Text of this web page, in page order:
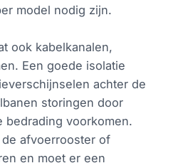
model nodig zijn.
ook kabelkanalen,
Een goede isolatie
achter de
storingen door
bedrading voorkomen.
afvoerrooster of
en moet er een